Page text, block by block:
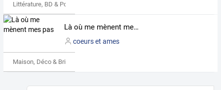
Littérature, BD & Poésie
Là où me mènent mes pas
coeurs et ames
Maison, Déco & Bricolage